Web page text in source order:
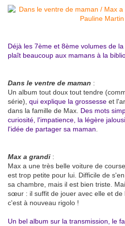
Déjà les 7ème et 8ème volumes de
plaît beaucoup aux mamans à la
Dans le ventre de maman :
Un album tout doux tout tendre
série), qui explique la grossesse et
dans la famille de Max. Des mots
curiosité, l'impatience, la légère
l'idée de partager sa maman
Max a grandi :
Max a une très belle voiture de
est trop petite pour lui. Difficile de
sa chambre, mais il est bien triste.
sœur : il suffit de jouer avec elle et de
c'est à nouveau rigolo !
Un bel album sur la transmission, le